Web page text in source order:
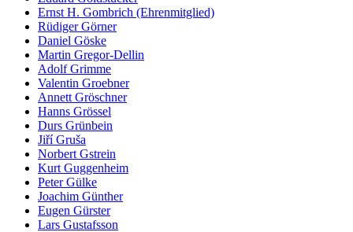
Ernst H. Gombrich (Ehrenmitglied)
Rüdiger Görner
Daniel Göske
Martin Gregor-Dellin
Adolf Grimme
Valentin Groebner
Annett Gröschner
Hanns Grössel
Durs Grünbein
Jiří Gruša
Norbert Gstrein
Kurt Guggenheim
Peter Gülke
Joachim Günther
Eugen Gürster
Lars Gustafsson